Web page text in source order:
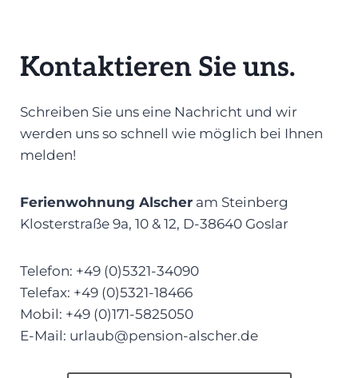
Kontaktieren Sie uns.
Schreiben Sie uns eine Nachricht und wir
werden uns so schnell wie möglich bei Ihnen
melden!
Ferienwohnung Alscher am Steinberg
Klosterstraße 9a, 10 & 12, D-38640 Goslar
Telefon: +49 (0)5321-34090
Telefax: +49 (0)5321-18466
Mobil: +49 (0)171-5825050
E-Mail: urlaub@pension-alscher.de